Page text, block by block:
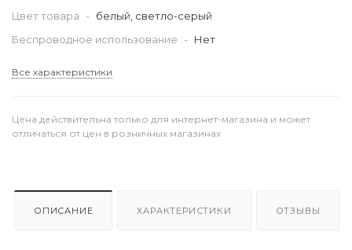
Цвет товара
-
белый, светло-серый
Беспроводное использование
- Нет
Все характеристики
Цена действительна только для интернет-магазина и может
отличаться от цен в розничных магазинах
ОПИСАНИЕ ХАРАКТЕРИСТИКИ ОТЗЫВЫ